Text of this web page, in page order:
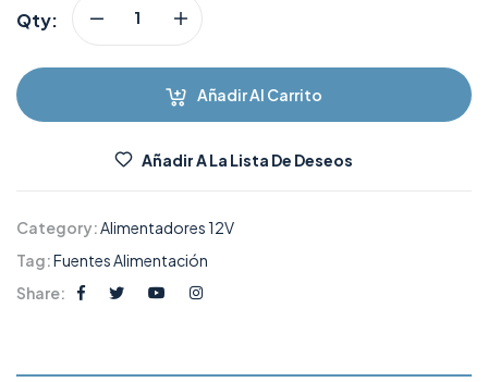
Qty:
Añadir Al Carrito
Añadir A La Lista De Deseos
Category: Alimentadores 12V
Tag:Fuentes Alimentación
Share: